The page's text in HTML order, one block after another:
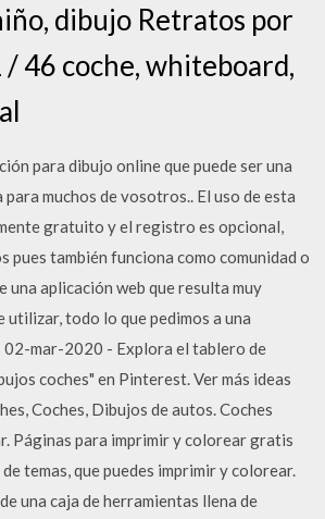
dibujo Retratos por
46 coche, whiteboard,
para dibujo online que puede ser una
muchos de vosotros.. El uso de esta
gratuito y el registro es opcional,
pues también funciona como comunidad o
una aplicación web que resulta muy
utilizar, todo lo que pedimos a una
02-mar-2020 - Explora el tablero de
coches" en Pinterest. Ver más ideas
Coches, Dibujos de autos. Coches
Páginas para imprimir y colorear gratis
temas, que puedes imprimir y colorear.
una caja de herramientas llena de